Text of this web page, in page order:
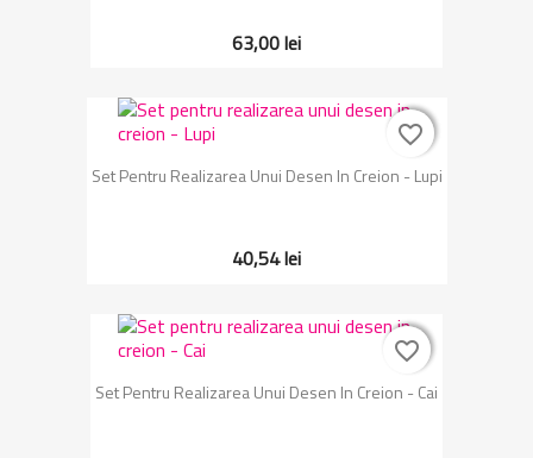
63,00 lei
Set Pentru Realizarea Unui Desen In Creion - Lupi
40,54 lei
favorite_border
favorite_border
Set Pentru Realizarea Unui Desen In Creion - Cai
favorite_border
favorite_border